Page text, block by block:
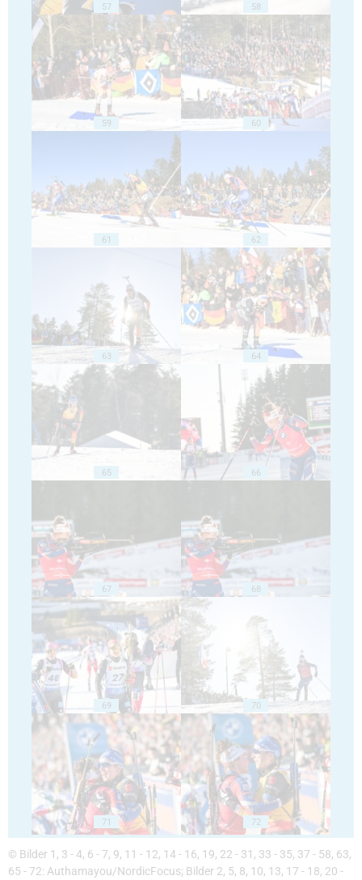
57 58
59 60
61 62
63 64
65 66
67 68
69 70
71 72
© Bilder 1, 3 - 4, 6 - 7, 9, 11 - 12, 14 - 16, 19, 22 - 31, 33 - 35, 37 - 58, 63,
65 - 72: Authamayou/NordicFocus; Bilder 2, 5, 8, 10, 13, 17 - 18, 20 -